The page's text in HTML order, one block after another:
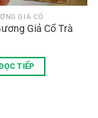
GIẢ CỔ
Giả Cổ Trà
TIẾP